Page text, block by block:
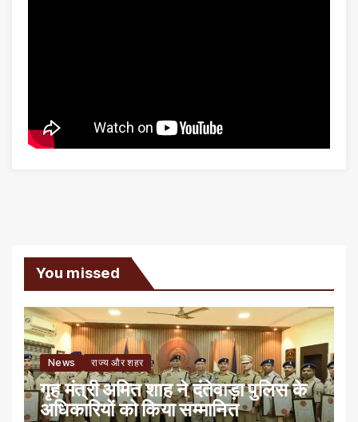
You missed
News राज्य और शहर
गृह मंत्री अमित शाह ने दंतेवाड़ा पुलिस के
अधिकारियों को किया सम्मानित